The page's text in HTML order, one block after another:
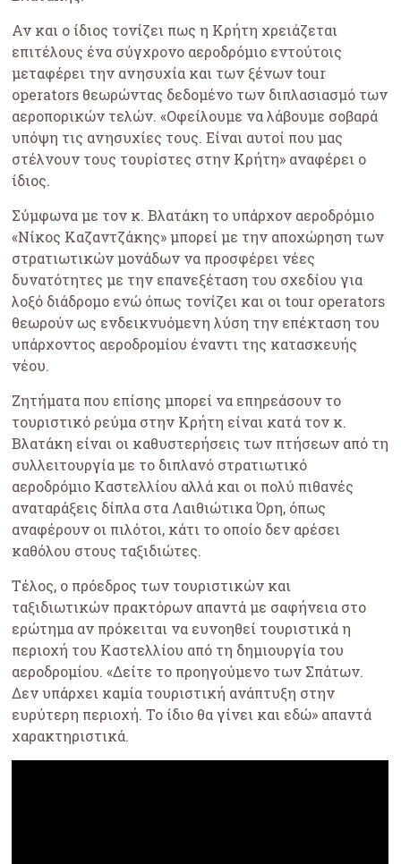
Αν και ο ίδιος τονίζει πως η Κρήτη χρειάζεται
επιτέλους ένα σύγχρονο αεροδρόμιο εντούτοις
μεταφέρει την ανησυχία και των ξένων tour
operators θεωρώντας δεδομένο των διπλασιασμό των
αεροπορικών τελών. «Οφείλουμε να λάβουμε σοβαρά
υπόψη τις ανησυχίες τους. Είναι αυτοί που μας
στέλνουν τους τουρίστες στην Κρήτη» αναφέρει ο
ίδιος.
Σύμφωνα με τον κ. Βλατάκη το υπάρχον αεροδρόμιο
«Νίκος Καζαντζάκης» μπορεί με την αποχώρηση των
στρατιωτικών μονάδων να προσφέρει νέες
δυνατότητες με την επανεξέταση του σχεδίου για
λοξό διάδρομο ενώ όπως τονίζει και οι tour operators
θεωρούν ως ενδεικνυόμενη λύση την επέκταση του
υπάρχοντος αεροδρομίου έναντι της κατασκευής
νέου.
Ζητήματα που επίσης μπορεί να επηρεάσουν το
τουριστικό ρεύμα στην Κρήτη είναι κατά τον κ.
Βλατάκη είναι οι καθυστερήσεις των πτήσεων από τη
συλλειτουργία με το διπλανό στρατιωτικό
αεροδρόμιο Καστελλίου αλλά και οι πολύ πιθανές
αναταράξεις δίπλα στα Λαιθιώτικα Όρη, όπως
αναφέρουν οι πιλότοι, κάτι το οποίο δεν αρέσει
καθόλου στους ταξιδιώτες.
Τέλος, ο πρόεδρος των τουριστικών και
ταξιδιωτικών πρακτόρων απαντά με σαφήνεια στο
ερώτημα αν πρόκειται να ευνοηθεί τουριστικά η
περιοχή του Καστελλίου από τη δημιουργία του
αεροδρομίου. «Δείτε το προηγούμενο των Σπάτων.
Δεν υπάρχει καμία τουριστική ανάπτυξη στην
ευρύτερη περιοχή. Το ίδιο θα γίνει και εδώ» απαντά
χαρακτηριστικά.